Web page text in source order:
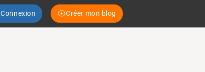
Connexion Créer mon blog